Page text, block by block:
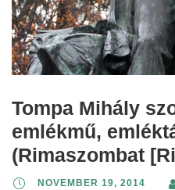
Tompa Mihály
emlékmű,
(Rimaszombat
NOVEMBER 19, 2014